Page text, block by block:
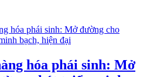
hóa phái sinh: Mở